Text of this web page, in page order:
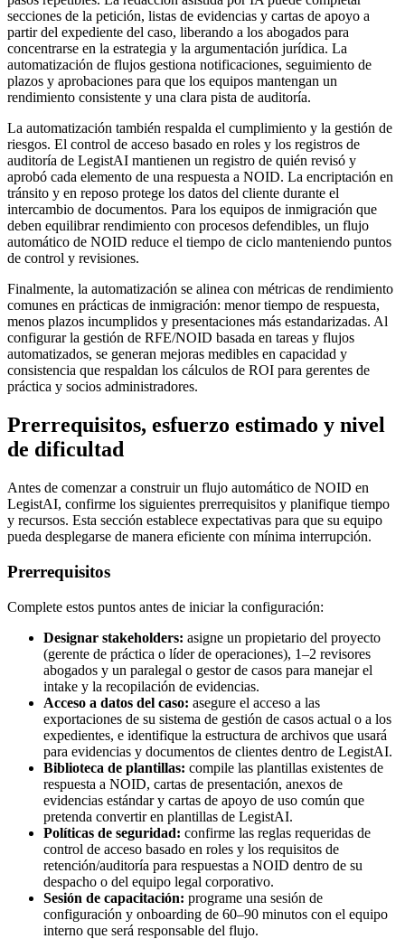
secciones de la petición, listas de evidencias y cartas de apoyo a
partir del expediente del caso, liberando a los abogados para
concentrarse en la estrategia y la argumentación jurídica. La
automatización de flujos gestiona notificaciones, seguimiento de
plazos y aprobaciones para que los equipos mantengan un
rendimiento consistente y una clara pista de auditoría.
La automatización también respalda el cumplimiento y la gestión de
riesgos. El control de acceso basado en roles y los registros de
auditoría de LegistAI mantienen un registro de quién revisó y
aprobó cada elemento de una respuesta a NOID. La encriptación en
tránsito y en reposo protege los datos del cliente durante el
intercambio de documentos. Para los equipos de inmigración que
deben equilibrar rendimiento con procesos defendibles, un flujo
automático de NOID reduce el tiempo de ciclo manteniendo puntos
de control y revisiones.
Finalmente, la automatización se alinea con métricas de rendimiento
comunes en prácticas de inmigración: menor tiempo de respuesta,
menos plazos incumplidos y presentaciones más estandarizadas. Al
configurar la gestión de RFE/NOID basada en tareas y flujos
automatizados, se generan mejoras medibles en capacidad y
consistencia que respaldan los cálculos de ROI para gerentes de
práctica y socios administradores.
Prerrequisitos, esfuerzo estimado y nivel
de dificultad
Antes de comenzar a construir un flujo automático de NOID en
LegistAI, confirme los siguientes prerrequisitos y planifique tiempo
y recursos. Esta sección establece expectativas para que su equipo
pueda desplegarse de manera eficiente con mínima interrupción.
Prerrequisitos
Complete estos puntos antes de iniciar la configuración:
Designar stakeholders: asigne un propietario del proyecto
(gerente de práctica o líder de operaciones), 1–2 revisores
abogados y un paralegal o gestor de casos para manejar el
intake y la recopilación de evidencias.
Acceso a datos del caso: asegure el acceso a las
exportaciones de su sistema de gestión de casos actual o a los
expedientes, e identifique la estructura de archivos que usará
para evidencias y documentos de clientes dentro de LegistAI.
Biblioteca de plantillas: compile las plantillas existentes de
respuesta a NOID, cartas de presentación, anexos de
evidencias estándar y cartas de apoyo de uso común que
pretenda convertir en plantillas de LegistAI.
Políticas de seguridad: confirme las reglas requeridas de
control de acceso basado en roles y los requisitos de
retención/auditoría para respuestas a NOID dentro de su
despacho o del equipo legal corporativo.
Sesión de capacitación: programe una sesión de
configuración y onboarding de 60–90 minutos con el equipo
interno que será responsable del flujo.